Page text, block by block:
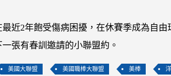
近2年飽受傷病困擾，在休賽季成為自
張有春訓邀請的小聯盟約。
美國大聯盟 美國職棒大聯盟 美棒